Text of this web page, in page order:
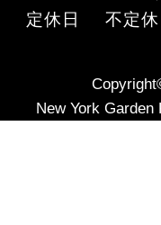
定休日
不定休
New York